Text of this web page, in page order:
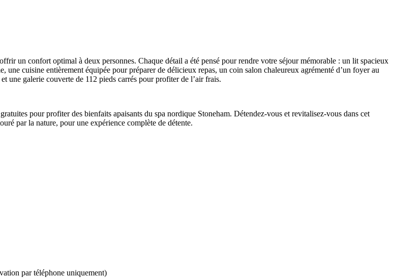
un confort optimal à deux personnes. Chaque détail a été pensé pour rendre votre séjour mémorable : un lit spacieux
une cuisine entièrement équipée pour préparer de délicieux repas, un coin salon chaleureux agrémenté d’un foyer au
une galerie couverte de 112 pieds carrés pour profiter de l’air frais.
pour profiter des bienfaits apaisants du spa nordique Stoneham. Détendez-vous et revitalisez-vous dans cet
par la nature, pour une expérience complète de détente.
par téléphone uniquement)